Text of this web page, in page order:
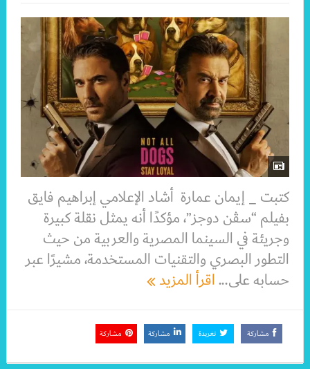
كتبت _ إيمان عمارة أشاد الإعلامي إبراهيم فايق
بفيلم “سڤن دوجز”، مؤكدًا أنه يمثل نقلة كبيرة
وجريئة في السينما المصرية والعربية من حيث
التطور البصري والتقنيات المستخدمة، مشيرًا عبر
حسابه على...اقرأ المزيد
مشاركة تغريدة مشاركة مشاركة